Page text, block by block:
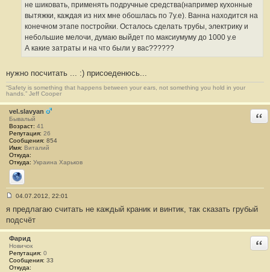
не шиковать, применять подручные средства(например кухонные
вытяжки, каждая из них мне обошлась по 7у.е). Ванна находится на
конечном этапе постройки. Осталось сделать трубы, электрику и
небольшие мелочи, думаю выйдет по максиумуму до 1000 у.е
А какие затраты и на что были у вас??????
нужно посчитать ... :) присоеденюсь...
“Safety is something that happens between your ears, not something you hold in your
hands.” Jeff Cooper
vel.slavyan
Бывалый
Возраст: 41
Репутация: 26
Сообщения: 854
Имя: Виталий
Откуда:
Откуда: Украина Харьков
Сайт
о
б
щ
е
н
и
е
#
04.07.2012, 22:01
я предлагаю считать не каждый краник и винтик, так сказать грубый
подсчёт
Фарид
Новичок
Репутация: 0
Сообщения: 33
Откуда: